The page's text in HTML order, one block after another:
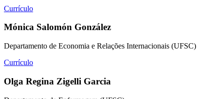
Currículo
Mónica Salomón González
Departamento de Economia e Relações Internacionais (UFSC)
Currículo
Olga Regina Zigelli Garcia